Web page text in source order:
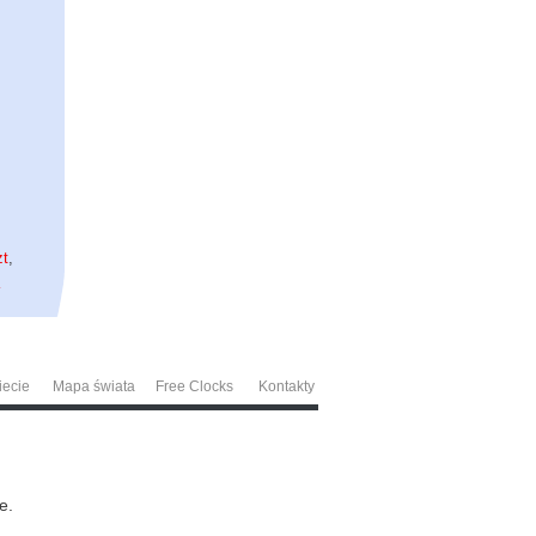
,
Mapa świata Free Clocks Kontakty